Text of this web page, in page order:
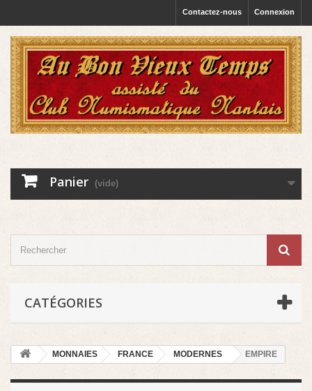
Connexion
Contactez-nous
Panier (vide)
CATÉGORIES
MONNAIES FRANCE MODERNES EMPIRE